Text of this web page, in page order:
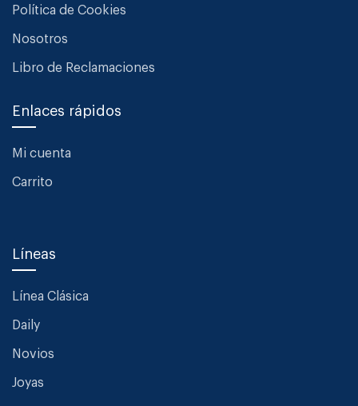
Política de Cookies
Nosotros
Libro de Reclamaciones
Enlaces rápidos
Mi cuenta
Carrito
Líneas
Línea Clásica
Daily
Novios
Joyas